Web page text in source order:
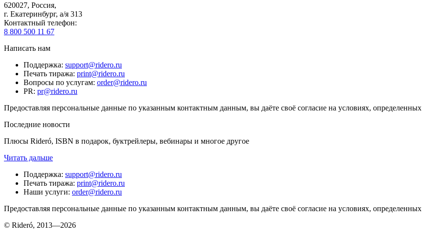
620027, Россия,
г. Екатеринбург, а/я 313
Контактный телефон:
8 800 500 11 67
Написать нам
Поддержка: support@ridero.ru
Печать тиража: print@ridero.ru
Вопросы по услугам: order@ridero.ru
PR: pr@ridero.ru
Предоставляя персональные данные по указанным контактным данным, вы даёте своё согласие на условиях, определенных
Последние новости
Плюсы Rideró, ISBN в подарок, буктрейлеры, вебинары и многое другое
Читать дальше
Поддержка: support@ridero.ru
Печать тиража: print@ridero.ru
Наши услуги: order@ridero.ru
Предоставляя персональные данные по указанным контактным данным, вы даёте своё согласие на условиях, определенных
© Rideró, 2013—2026